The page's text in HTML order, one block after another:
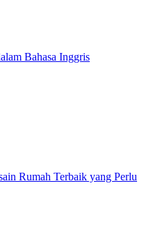
Bahasa Inggris
Rumah Terbaik yang Perlu